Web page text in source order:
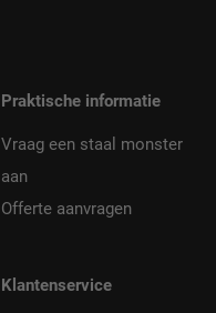
Praktische informatie
Vraag een staal monster
aan
Offerte aanvragen
Klantenservice